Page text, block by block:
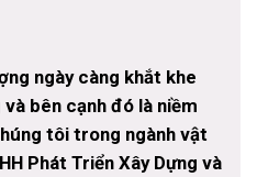
ngày càng khắt khe
bên cạnh đó là niềm
tôi trong ngành vật
Phát Triển Xây Dựng và